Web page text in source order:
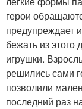
герои
предупреждает
бежать из
игрушки.
решились сами
позволили
последний раз